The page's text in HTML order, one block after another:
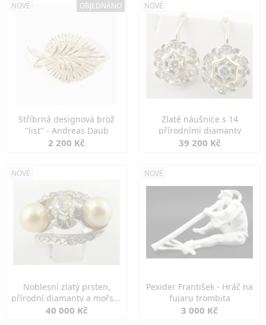
NOVÉ OBJEDNÁNO
Stříbrná designová brož
"list" - Andreas Daub
2 200 Kč
NOVÉ
Zlaté náušnice s 14
přírodními diamanty
39 200 Kč
NOVÉ
Noblesní zlatý prsten,
přírodní diamanty a mořské
perly
40 000 Kč
NOVÉ
Pexider František - Hráč na
fujaru trombita
3 000 Kč